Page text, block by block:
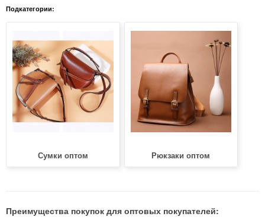
Подкатегории:
Сумки оптом Рюкзаки оптом
Преимущества покупок для оптовых покупателей: